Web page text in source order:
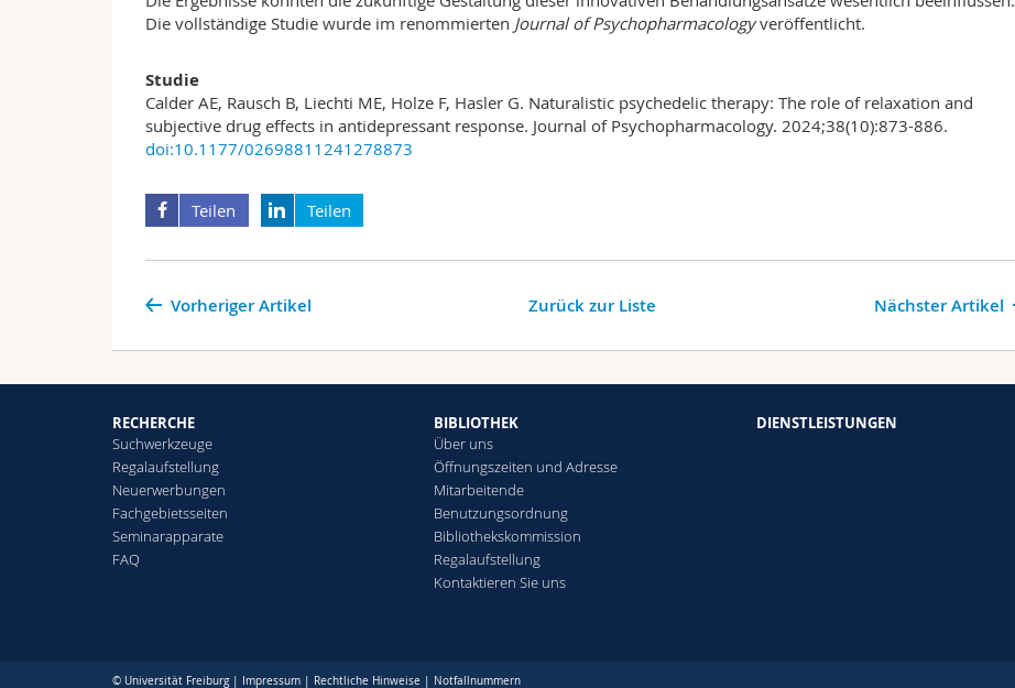
Die vollständige Studie wurde im renommierten Journal of Psychopharmacologyveröffentlicht.
Studie
Calder AE, Rausch B, Liechti ME, Holze F, Hasler G. Naturalistic psychedelic therapy: The role of relaxation and
subjective drug effects in antidepressant response. Journal of Psychopharmacology. 2024;38(10):873-886.
doi:10.1177/02698811241278873
Teilen Teilen
Nächster Artikel
Vorheriger Artikel Zurück zur Liste
RECHERCHE
Suchwerkzeuge
Regalaufstellung
Neuerwerbungen
Fachgebietsseiten
Seminarapparate
FAQ
BIBLIOTHEK
Über uns
Öffnungszeiten und Adresse
Mitarbeitende
Benutzungsordnung
Bibliothekskommission
Regalaufstellung
Kontaktieren Sie uns
DIENSTLEISTUNGEN
© Universität Freiburg | Impressum | Rechtliche Hinweise | Notfallnummern